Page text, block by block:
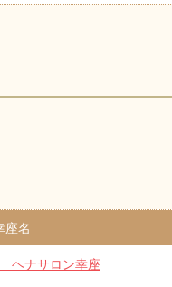
座名
ヘナサロン幸座